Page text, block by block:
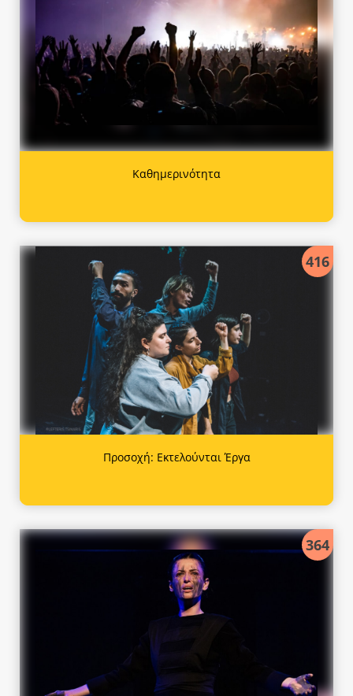
Καθημερινότητα
416
Προσοχή: Εκτελούνται Έργα
364